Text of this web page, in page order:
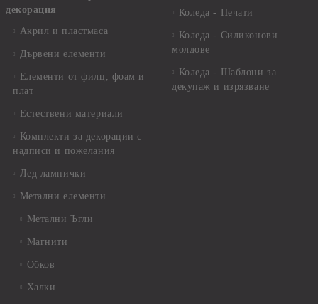
декорация
Акрил и пластмаса
Дървени елементи
Елементи от филц, фоам и
плат
Естествени материали
Комплекти за декорации с
надписи и пожелания
Лед лампички
Метални елементи
Метални Ъгли
Магнити
Обков
Халки
Коледа - Печати
Коледа - Силиконови
молдове
Коледа - Шаблони за
декупаж и изрязване